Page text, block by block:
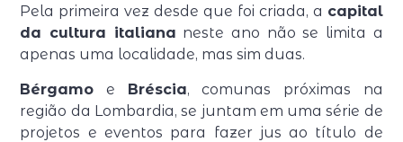
Pela primeira vez desde que foi criada, a capital
da cultura italiana neste ano não se limita a
apenas uma localidade, mas sim duas.
Bérgamo e Bréscia, comunas próximas na
região da Lombardia, se juntam em uma série de
projetos e eventos para fazer jus ao título de